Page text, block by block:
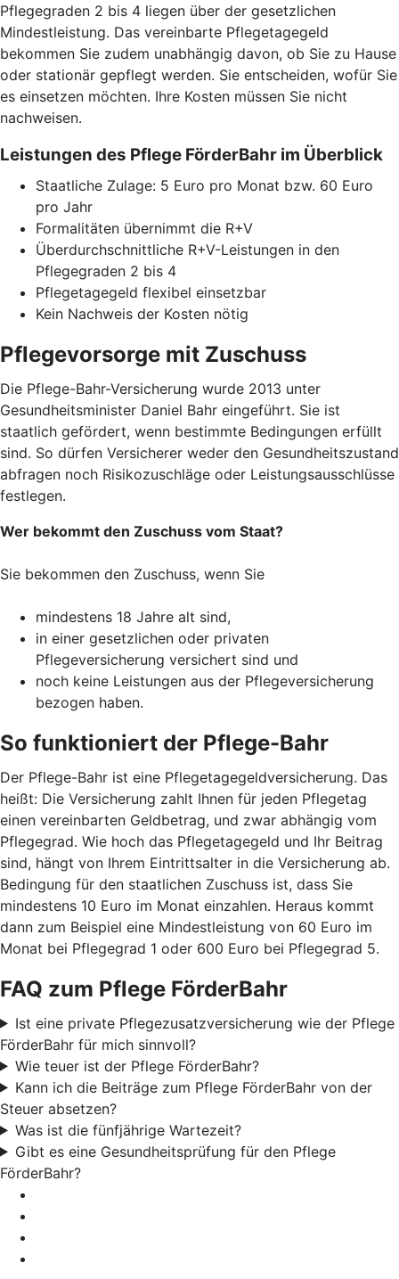
Pflegegraden 2 bis 4 liegen über der gesetzlichen
Mindestleistung. Das vereinbarte Pflegetagegeld
bekommen Sie zudem unabhängig davon, ob Sie zu Hause
oder stationär gepflegt werden. Sie entscheiden, wofür Sie
es einsetzen möchten. Ihre Kosten müssen Sie nicht
nachweisen.
Leistungen des Pflege FörderBahr im Überblick
Staatliche Zulage: 5 Euro pro Monat bzw. 60 Euro
pro Jahr
Formalitäten übernimmt die R+V
Überdurchschnittliche R+V-Leistungen in den
Pflegegraden 2 bis 4
Pflegetagegeld flexibel einsetzbar
Kein Nachweis der Kosten nötig
Pflegevorsorge mit Zuschuss
Die Pflege-Bahr-Versicherung wurde 2013 unter
Gesundheitsminister Daniel Bahr eingeführt. Sie ist
staatlich gefördert, wenn bestimmte Bedingungen erfüllt
sind. So dürfen Versicherer weder den Gesundheitszustand
abfragen noch Risikozuschläge oder Leistungsausschlüsse
festlegen.
Wer bekommt den Zuschuss vom Staat?
Sie bekommen den Zuschuss, wenn Sie
mindestens 18 Jahre alt sind,
in einer gesetzlichen oder privaten
Pflegeversicherung versichert sind und
noch keine Leistungen aus der Pflegeversicherung
bezogen haben.
So funktioniert der Pflege-Bahr
Der Pflege-Bahr ist eine Pflegetagegeldversicherung. Das
heißt: Die Versicherung zahlt Ihnen für jeden Pflegetag
einen vereinbarten Geldbetrag, und zwar abhängig vom
Pflegegrad. Wie hoch das Pflegetagegeld und Ihr Beitrag
sind, hängt von Ihrem Eintrittsalter in die Versicherung ab.
Bedingung für den staatlichen Zuschuss ist, dass Sie
mindestens 10 Euro im Monat einzahlen. Heraus kommt
dann zum Beispiel eine Mindestleistung von 60 Euro im
Monat bei Pflegegrad 1 oder 600 Euro bei Pflegegrad 5.
FAQ zum Pflege FörderBahr
Ist eine private Pflegezusatzversicherung wie der Pflege
FörderBahr für mich sinnvoll?
Wie teuer ist der Pflege FörderBahr?
Kann ich die Beiträge zum Pflege FörderBahr von der
Steuer absetzen?
Was ist die fünfjährige Wartezeit?
Gibt es eine Gesundheitsprüfung für den Pflege
FörderBahr?